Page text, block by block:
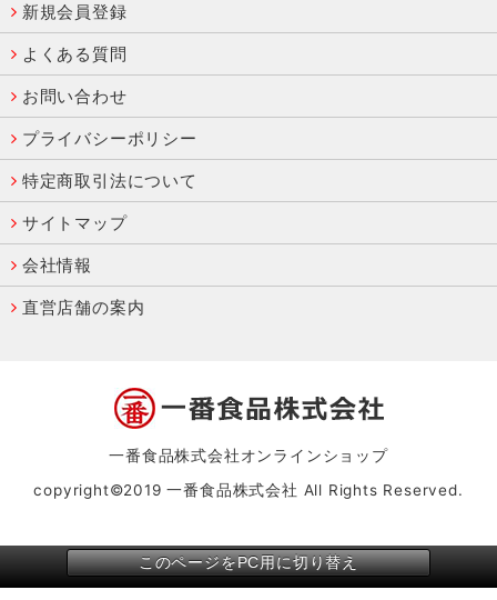
新規会員登録
よくある質問
お問い合わせ
プライバシーポリシー
特定商取引法について
サイトマップ
会社情報
直営店舗の案内
一番食品株式会社オンラインショップ
copyright©2019 一番食品株式会社 All Rights Reserved.
このページをPC用に切り替え